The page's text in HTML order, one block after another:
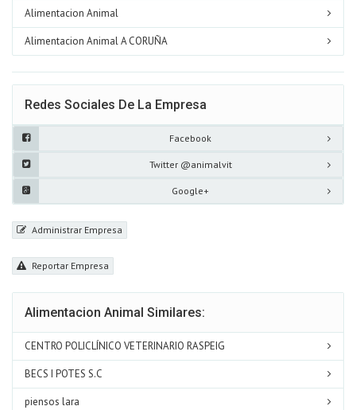
Alimentacion Animal
Alimentacion Animal A CORUÑA
Redes Sociales De La Empresa
Facebook
Twitter @animalvit
Google+
Administrar Empresa
Reportar Empresa
Alimentacion Animal Similares:
CENTRO POLICLÍNICO VETERINARIO RASPEIG
BECS I POTES S.C
piensos lara